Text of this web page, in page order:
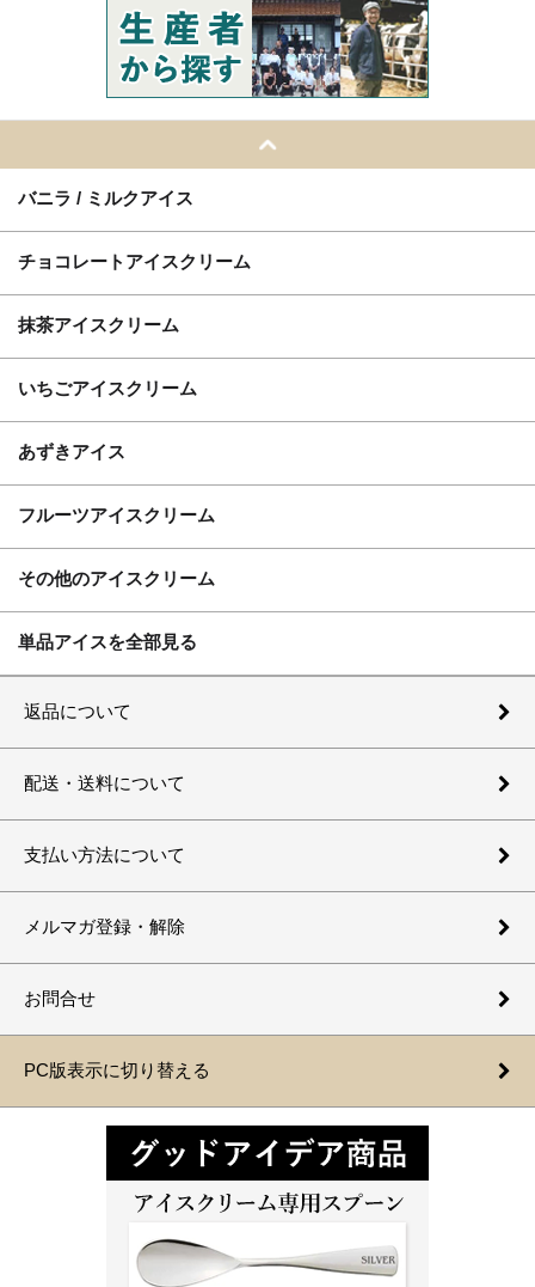
バニラ / ミルクアイス
チョコレートアイスクリーム
抹茶アイスクリーム
いちごアイスクリーム
あずきアイス
フルーツアイスクリーム
その他のアイスクリーム
単品アイスを全部見る
返品について
配送・送料について
支払い方法について
メルマガ登録・解除
お問合せ
PC版表示に切り替える